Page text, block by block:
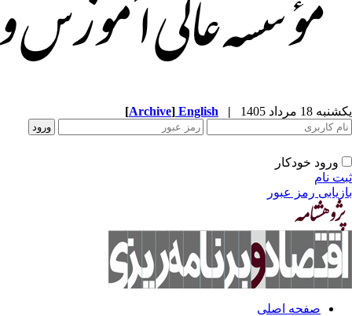
یکشنبه 18 مرداد 1405 |
English
[Archive]
ورود خودکار
ثبت نام
بازیابی رمز عبور
صفحه اصلی